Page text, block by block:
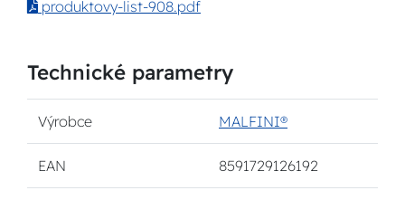
produktovy-list-908.pdf
Technické parametry
Výrobce MALFINI®
EAN 8591729126192